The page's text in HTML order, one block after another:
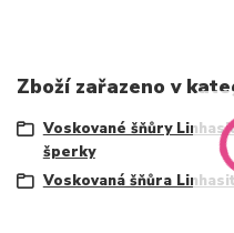
Zboží zařazeno v
Voskované šňůry
šperky
Voskovaná šňůra